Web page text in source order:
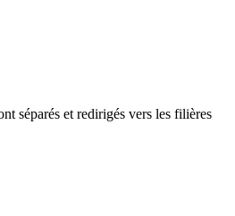
séparés et redirigés vers les filières